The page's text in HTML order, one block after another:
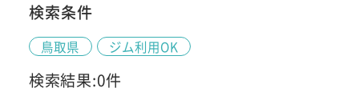
検索条件
鳥取県 ジム利用OK
検索結果:0件